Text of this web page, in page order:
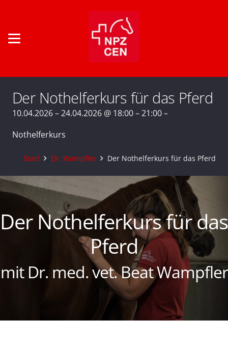
Der Nothelferkurs für das Pferd
10.04.2026 – 24.04.2026 @ 18:00 – 21:00 –
Nothelferkurs
Start Dr. Wampfler Der Nothelferkurs für das Pferd
Der Nothelferkurs für das
Pferd
mit Dr. med. vet. Beat Wampfler